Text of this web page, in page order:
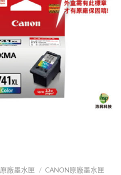
原廠墨水匣 / CANON原廠墨水匣